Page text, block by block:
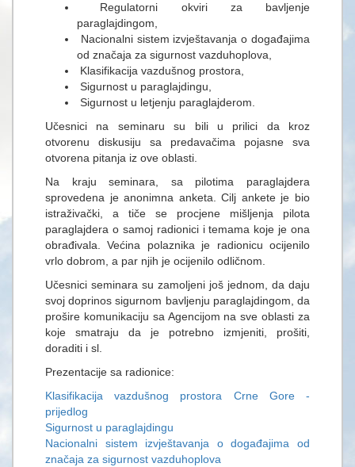
Regulatorni okviri za bavljenje
paraglajdingom,
Nacionalni sistem izvještavanja o događajima
od značaja za sigurnost vazduhoplova,
Klasifikacija vazdušnog prostora,
Sigurnost u paraglajdingu,
Sigurnost u letjenju paraglajderom.
Učesnici na seminaru su bili u prilici da kroz
otvorenu diskusiju sa predavačima pojasne sva
otvorena pitanja iz ove oblasti.
Na kraju seminara, sa pilotima paraglajdera
sprovedena je anonimna anketa. Cilj ankete je bio
istraživački, a tiče se procjene mišljenja pilota
paraglajdera o samoj radionici i temama koje je ona
obrađivala. Većina polaznika je radionicu ocijenilo
vrlo dobrom, a par njih je ocijenilo odličnom.
Učesnici seminara su zamoljeni još jednom, da daju
svoj doprinos sigurnom bavljenju paraglajdingom, da
prošire komunikaciju sa Agencijom na sve oblasti za
koje smatraju da je potrebno izmjeniti, prošiti,
doraditi i sl.
Prezentacije sa radionice:
Klasifikacija vazdušnog prostora Crne Gore -
prijedlog
Sigurnost u paraglajdingu
Nacionalni sistem izvještavanja o događajima od
značaja za sigurnost vazduhoplova